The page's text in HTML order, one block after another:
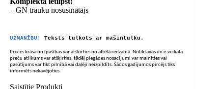
– GN trauku nosusinātājs
UZMANĪBU! Teksts tulkots ar mašīntulku.
Preces krāsa un īpašības var atšķirties no attēlā redzamā. Noliktavas un e-veikala
preču atlikums var atšķirties, tādēļ piegādes nosacījumi var mainīties vai
pasūtījums var tikt pilnībā vai daļēji neizpildīts. Šādos gadījumos pircējs tiks
informēts nekavējoties.
Saistītie Produkti